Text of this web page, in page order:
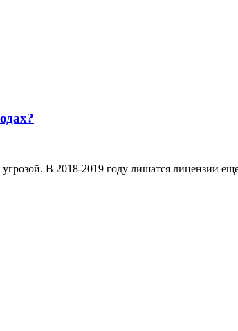
В 2018-2019 году лишатся лицензии